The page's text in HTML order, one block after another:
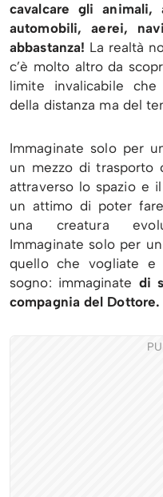
cavalcare gli animali,
automobili, aerei,
abbastanza! La realtà
c’è molto altro da
limite invalicabile
della distanza ma del
Immaginate solo per
un mezzo di trasporto
attraverso lo spazio e
un attimo di poter
una creatura
Immaginate solo per
quello che vogliate e
sogno: immaginate di
compagnia del Dottore.